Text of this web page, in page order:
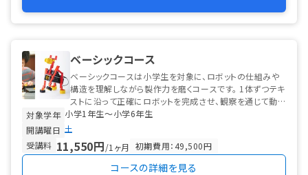
ベーシックコース
ベーシックコースは小学生を対象に、ロボットの仕組みや
構造を理解しながら製作力を磨くコースです。 1体ずつテキ
ストに沿って正確にロボットを完成させ、観察を通じて動き
対象学年 小学1年生〜小学6年生
開講曜日 土
受講料 11,550円/1ヶ月 初期費用：49,500円
コースの詳細を見る